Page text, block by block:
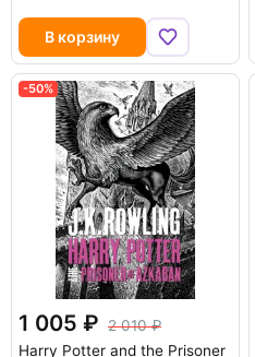
В корзину
-50%
1 005
2 010
Harry Potter and the Prisoner